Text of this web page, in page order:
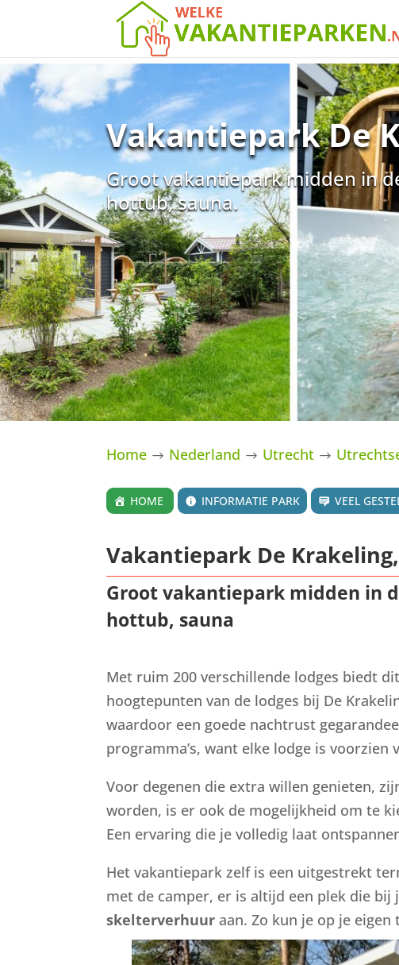
Vakantiepark De
Groot vakantiepark midden in
hottub, sauna.
Home $ Nederland $ Utrecht $
HOME INFORMATIE PARK VEEL
Vakantiepark De
Groot vakantiepark midden in
hottub, sauna
Met ruim 200 verschillende lodges biedt
hoogtepunten van de lodges bij De
waardoor een goede nachtrust
programma’s, want elke lodge is voorzien
Voor degenen die extra willen genieten,
worden, is er ook de mogelijkheid om te
Een ervaring die je volledig laat
Het vakantiepark zelf is een uitgestrekt
met de camper, er is altijd een plek die
skelterverhuur aan. Zo kun je op je